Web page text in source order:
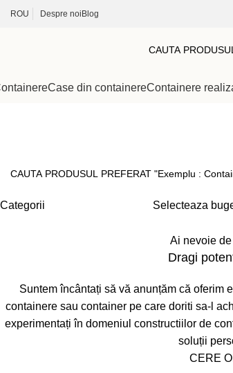
ROU Despre noi Blog
Case din containereContainere
Categorii Selecteaza
Ai nevoie
Dragi
Suntem încântați să vă anunțăm că oferim
containere sau container pe care doriti sa-l
experimentați în domeniul constructiilor de
soluții
CERE